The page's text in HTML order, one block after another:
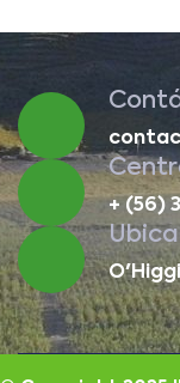
+ (56)